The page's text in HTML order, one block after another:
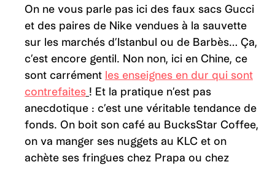
On ne vous parle pas ici des faux sacs Gucci
et des paires de Nike vendues à la sauvette
sur les marchés d’Istanbul ou de Barbès… Ça,
c’est encore gentil. Non non, ici en Chine, ce
sont carrément les enseignes en dur qui sont
contrefaites ! Et la pratique n’est pas
anecdotique : c’est une véritable tendance de
fonds. On boit son café au BucksStar Coffee,
on va manger ses nuggets au KLC et on
achète ses fringues chez Prapa ou chez